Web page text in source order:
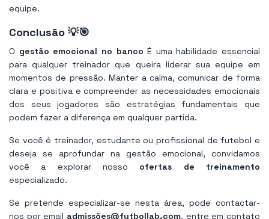
equipe.
Conclusão 💡🎯
O gestão emocional no banco É uma habilidade essencial
para qualquer treinador que queira liderar sua equipe em
momentos de pressão. Manter a calma, comunicar de forma
clara e positiva e compreender as necessidades emocionais
dos seus jogadores são estratégias fundamentais que
podem fazer a diferença em qualquer partida.
Se você é treinador, estudante ou profissional de futebol e
deseja se aprofundar na gestão emocional, convidamos
você a explorar nosso ofertas de treinamento
especializado.
Se pretende especializar-se nesta área, pode contactar-
nos por email admissões@futbollab.com, entre em contato